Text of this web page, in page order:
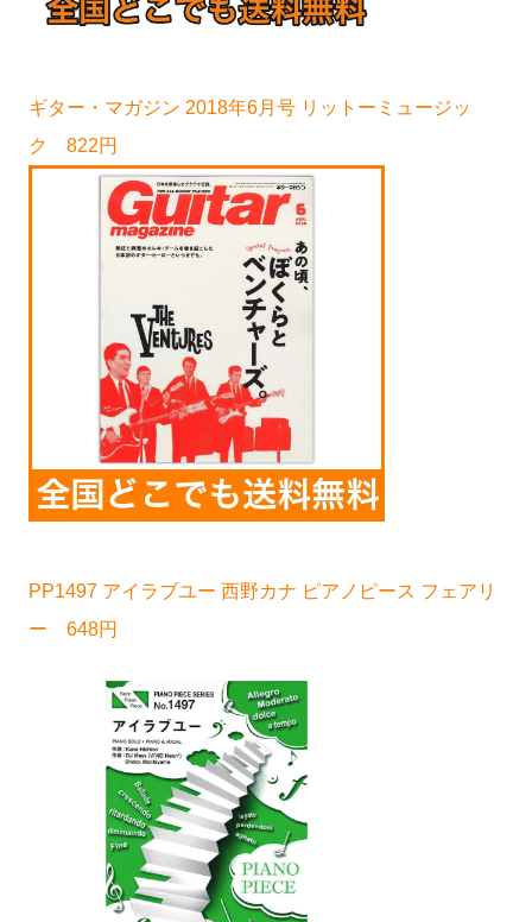
ギター・マガジン 2018年6月号 リットーミュージッ
ク 822円
PP1497 アイラブユー 西野カナ ピアノピース フェアリ
ー 648円